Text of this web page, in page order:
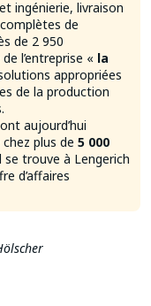
ingénierie, livraison
de
de 2 950
l’entreprise « la
appropriées
de la production
aujourd’hui
plus de 5 000
trouve à Lengerich
d’affaires